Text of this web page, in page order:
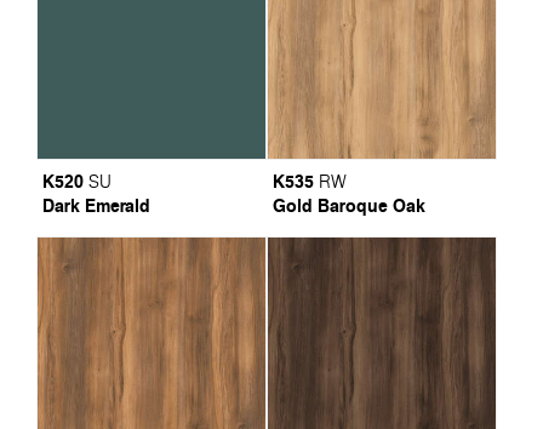
K520 SU
Dark Emerald
K535 RW
Gold Baroque Oak